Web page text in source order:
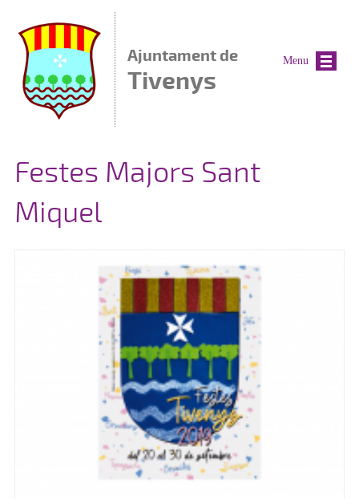
Ajuntament de
Tivenys
Festes Majors Sant
Miquel
Menu